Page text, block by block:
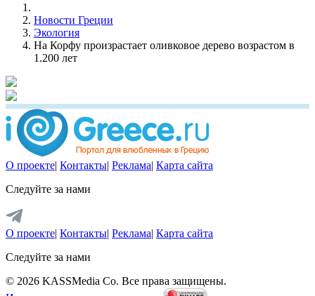
Новости Греции
Экология
На Корфу произрастает оливковое дерево возрастом в
1.200 лет
О проекте| Контакты| Реклама| Карта сайта
Следуйте за нами
О проекте| Контакты| Реклама| Карта сайта
Следуйте за нами
© 2026 KASSMedia Co. Все права защищены.